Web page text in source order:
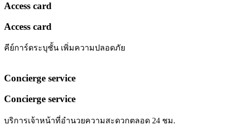
Access card
Access card
คีย์การ์ดระบุชั้น เพิ่มความปลอดภัย
Concierge service
Concierge service
บริการเจ้าหน้าที่อำนวยความสะดวกตลอด 24 ชม.